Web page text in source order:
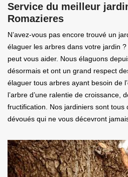
Service du meilleur
Romazieres
N’avez-vous pas encore trouvé un
élaguer les arbres dans votre jardin
peut vous aider. Nous élaguons
désormais et ont un grand respect
élaguer tous arbres ayant besoin de
l’arbre d’une ralentie de croissance,
fructification. Nos jardiniers sont tous
dévoués qui ne vous décevront